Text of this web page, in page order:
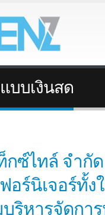
บบเงินสด
กซ์ไทล์ จำกั
อร์นิเจอร์ทั้
ริหารจัดการ